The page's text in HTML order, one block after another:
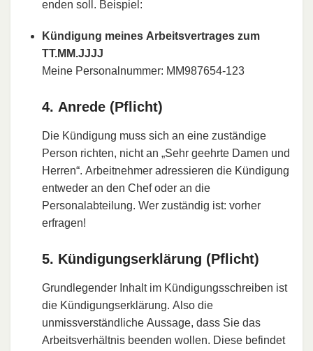
enden soll. Beispiel:
Kündigung meines Arbeitsvertrages zum
TT.MM.JJJJ
Meine Personalnummer: MM987654-123
4. Anrede (Pflicht)
Die Kündigung muss sich an eine zuständige
Person richten, nicht an „Sehr geehrte Damen und
Herren“. Arbeitnehmer adressieren die Kündigung
entweder an den Chef oder an die
Personalabteilung. Wer zuständig ist: vorher
erfragen!
5. Kündigungserklärung (Pflicht)
Grundlegender Inhalt im Kündigungsschreiben ist
die Kündigungserklärung. Also die
unmissverständliche Aussage, dass Sie das
Arbeitsverhältnis beenden wollen. Diese befindet